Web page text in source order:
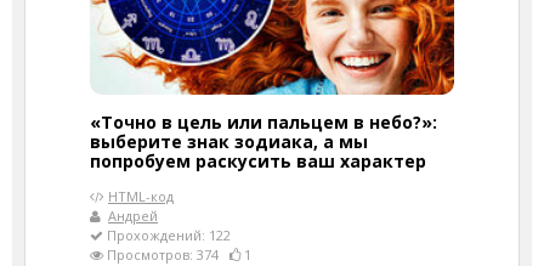
«Точно в цель или пальцем в небо?»:
выберите знак зодиака, а мы
попробуем раскусить ваш характер
HTML-код
Андрей
Прохождений: 122
Просмотров: 374
1